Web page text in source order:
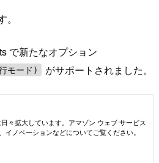
で新たなオプション
モード) がサポートされました。